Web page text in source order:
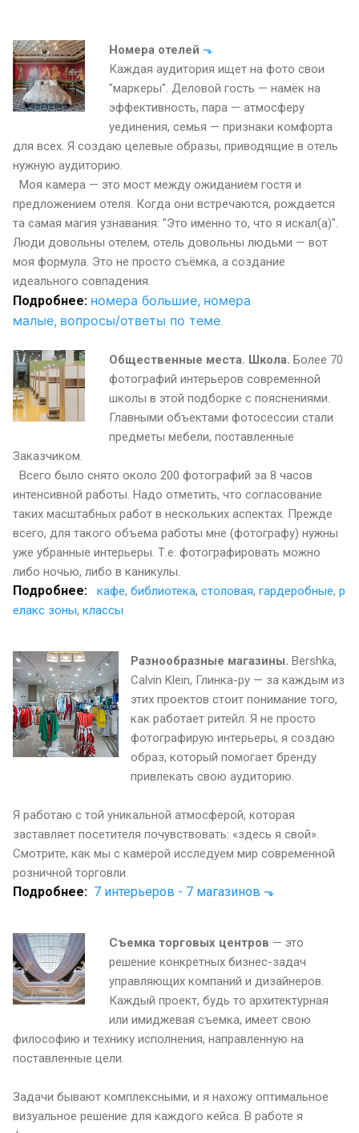
Номера отелей ⬎
Каждая аудитория ищет на фото свои
"маркеры". Деловой гость — намёк на
эффективность, пара — атмосферу
уединения, семья — признаки комфорта
для всех. Я создаю целевые образы, приводящие в отель
нужную аудиторию.
Моя камера — это мост между ожиданием гостя и
предложением отеля. Когда они встречаются, рождается
та самая магия узнавания: "Это именно то, что я искал(а)".
Люди довольны отелем, отель довольны людьми — вот
моя формула. Это не просто съёмка, а создание
идеального совпадения.
Подробнее: номера большие, номера
малые, вопросы/ответы по теме.
Общественные места. Школа. Более 70
фотографий интерьеров современной
школы в этой подборке с пояснениями.
Главными объектами фотосессии стали
предметы мебели, поставленные
Заказчиком.
Всего было снято около 200 фотографий за 8 часов
интенсивной работы. Надо отметить, что согласование
таких масштабных работ в нескольких аспектах. Прежде
всего, для такого объема работы мне (фотографу) нужны
уже убранные интерьеры. Т.е. фотографировать можно
либо ночью, либо в каникулы.
Подробнее: кафе, библиотека, столовая, гардеробные, р
елакс зоны, классы
Разнообразные магазины. Bershka,
Calvin Klein, Глинка-ру — за каждым из
этих проектов стоит понимание того,
как работает ритейл. Я не просто
фотографирую интерьеры, я создаю
образ, который помогает бренду
привлекать свою аудиторию.
Я работаю с той уникальной атмосферой, которая
заставляет посетителя почувствовать: «здесь я свой».
Смотрите, как мы с камерой исследуем мир современной
розничной торговли.
Подробнее: 7 интерьеров - 7 магазинов ⬎
Съемка торговых центров — это
решение конкретных бизнес-задач
управляющих компаний и дизайнеров.
Каждый проект, будь то архитектурная
или имиджевая съемка, имеет свою
философию и технику исполнения, направленную на
поставленные цели.
Задачи бывают комплексными, и я нахожу оптимальное
визуальное решение для каждого кейса. В работе я